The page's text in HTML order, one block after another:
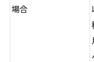
場合